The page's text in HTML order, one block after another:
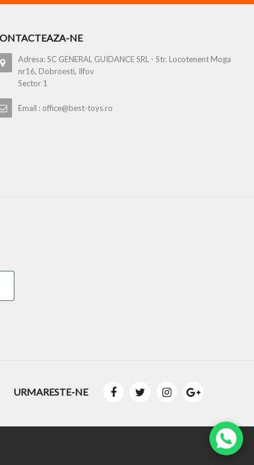
NE
Adresa: SC GENERAL GUIDANCE SRL - Str. Locotenent Moga
nr16, Dobroesti, Ilfov
Sector 1
Email : office@best-toys.ro
URMARESTE-NE